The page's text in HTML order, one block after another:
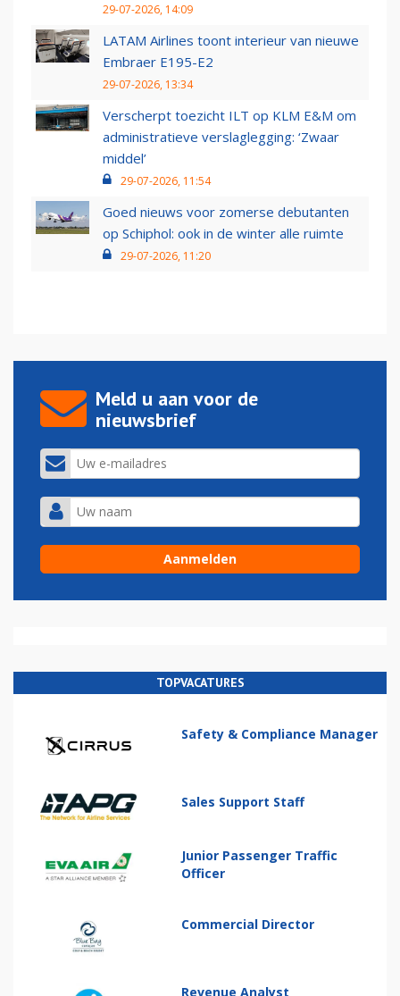
29-07-2026, 14:09
LATAM Airlines toont interieur van nieuwe
Embraer E195-E2
29-07-2026, 13:34
Verscherpt toezicht ILT op KLM E&M om
administratieve verslaglegging: ‘Zwaar
middel’
29-07-2026, 11:54
Goed nieuws voor zomerse debutanten
op Schiphol: ook in de winter alle ruimte
29-07-2026, 11:20
Meld u aan voor de
nieuwsbrief
TOPVACATURES
Safety & Compliance Manager
Sales Support Staff
Junior Passenger Traffic
Officer
Commercial Director
Revenue Analyst